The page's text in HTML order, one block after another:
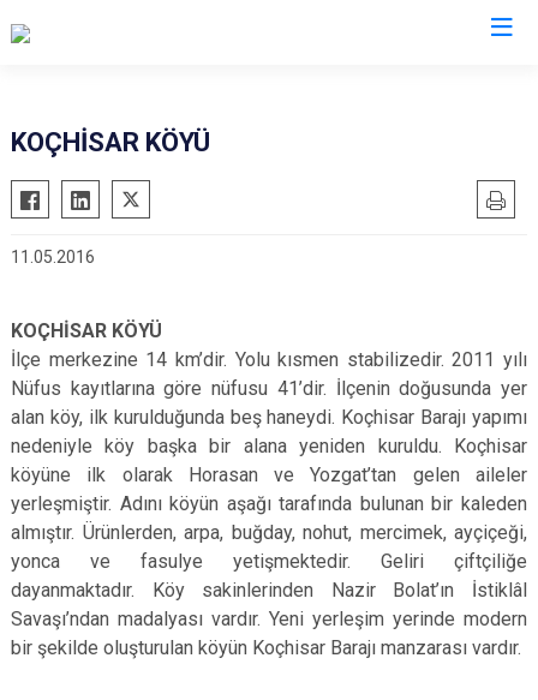
Alaca
Bayat
Boğazkale
İskilip
Kargı
Laçin
Uğurludağ
KOÇHİSAR KÖYÜ
11.05.2016
KOÇHİSAR KÖYÜ
İlçe merkezine 14 km’dir. Yolu kısmen stabilizedir. 2011 yılı
Nüfus kayıtlarına göre nüfusu 41’dir. İlçenin doğusunda yer
alan köy, ilk kurulduğunda beş haneydi. Koçhisar Barajı yapımı
nedeniyle köy başka bir alana yeniden kuruldu. Koçhisar
köyüne ilk olarak Horasan ve Yozgat’tan gelen aileler
yerleşmiştir. Adını köyün aşağı tarafında bulunan bir kaleden
almıştır. Ürünlerden, arpa, buğday, nohut, mercimek, ayçiçeği,
yonca ve fasulye yetişmektedir. Geliri çiftçiliğe
dayanmaktadır. Köy sakinlerinden Nazir Bolat’ın İstiklâl
Savaşı’ndan madalyası vardır. Yeni yerleşim yerinde modern
bir şekilde oluşturulan köyün Koçhisar Barajı manzarası vardır.